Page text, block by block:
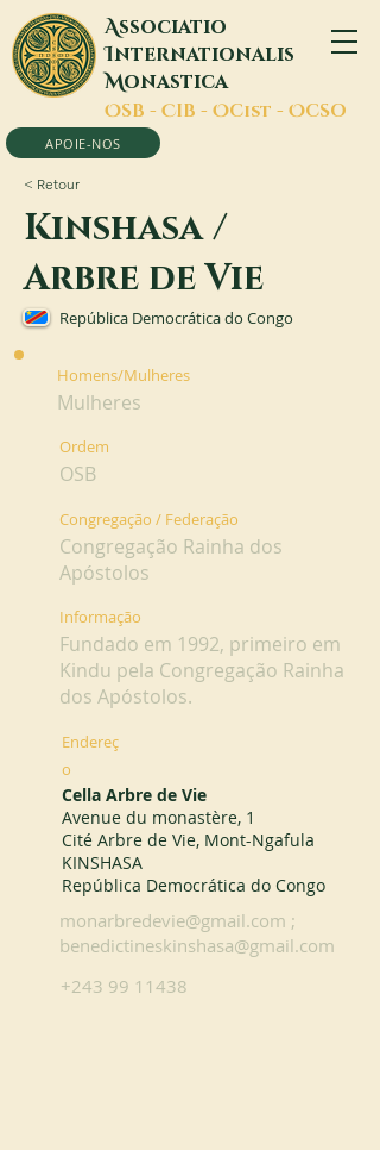
Associatio
Internationalis
Monastica
OSB - CIB - OCist - OCSO
APOIE-NOS
< Retour
Kinshasa /
Arbre de Vie
República Democrática do Congo
Homens/Mulheres
Mulheres
Ordem
OSB
Congregação / Federação
Congregação Rainha dos
Apóstolos
Informação
Fundado em 1992, primeiro em
Kindu pela Congregação Rainha
dos Apóstolos.
Endereç
o
Cella Arbre de Vie
Avenue du monastère, 1
Cité Arbre de Vie, Mont-Ngafula
KINSHASA
República Democrática do Congo
monarbredevie@gmail.com ;
benedictineskinshasa@gmail.com
+243 99 11438